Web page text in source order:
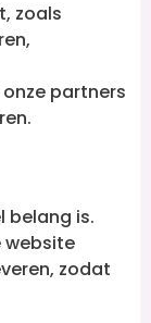
zoals
partners
belang is.
website
zodat